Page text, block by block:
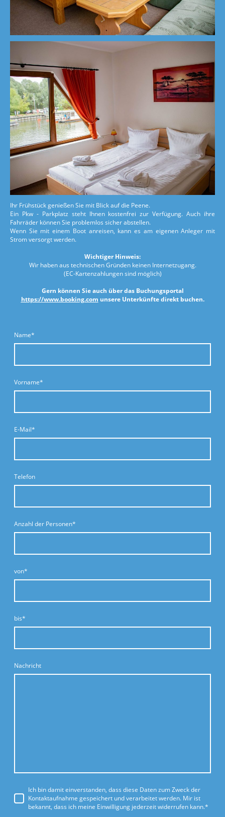
Ihr Frühstück genießen Sie mit Blick auf die Peene.
Ein Pkw - Parkplatz steht Ihnen kostenfrei zur Verfügung. Auch ihre
Fahrräder können Sie problemlos sicher abstellen.
Wenn Sie mit einem Boot anreisen, kann es am eigenen Anleger mit
Strom versorgt werden.
Wichtiger Hinweis:
Wir haben aus technischen Gründen keinen Internetzugang.
(EC-Kartenzahlungen sind möglich)
Gern können Sie auch über das Buchungsportal
https://www.booking.com unsere Unterkünfte direkt buchen.
Name*
Vorname*
E-Mail*
Telefon
Anzahl der Personen*
von*
bis*
Nachricht
Ich bin damit einverstanden, dass diese Daten zum Zweck der
Kontaktaufnahme gespeichert und verarbeitet werden. Mir ist
bekannt, dass ich meine Einwilligung jederzeit widerrufen kann.*